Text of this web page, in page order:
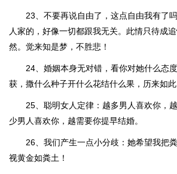
23、不要再说自由了，这点自由我有了
人家的，好像一切都跟我无关。此情只待成
然。觉来知是梦，不胜悲！
24、婚姻本身无对错，看你对她什么态
获，撒什么种子开什么花结什么果，历来如此
25、聪明女人定律：越多男人喜欢你，
少男人喜欢你，越需要你提早结婚。
26、我们产生一点小分歧：她希望我把
视黄金如粪土！